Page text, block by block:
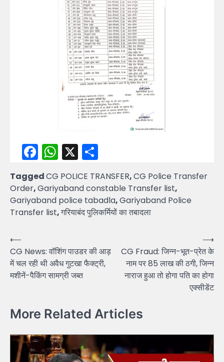
Facebook
WhatsApp
X
TaggedCG POLICE TRANSFER,CG Police Transfer
Order,Gariyaband constable Transfer list,
Gariyaband police tabadla,Gariyaband Police
Transfer list,गरियाबंद पुलिकर्मियों का तबादला
Post
navigation
⟵
CG News: वॉशिंग पाउडर की आड़
में चल रही थी अवैध गुटखा फैक्ट्री,
मशीनें-पैकिंग सामग्री जब्त
CG Fraud: जिन्न-भूत-प्रेत के
नाम पर 85 लाख की ठगी, जिन्न
नाराज हुआ तो होगा पति का होगा
एक्सीडेंट
⟶
More Related Articles